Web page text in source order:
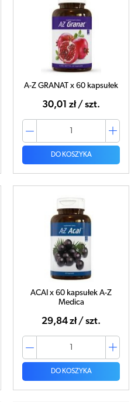
A-Z GRANAT x 60 kapsułek
30,01 zł / szt.
DO KOSZYKA
ACAI x 60 kapsułek A-Z
Medica
29,84 zł / szt.
DO KOSZYKA